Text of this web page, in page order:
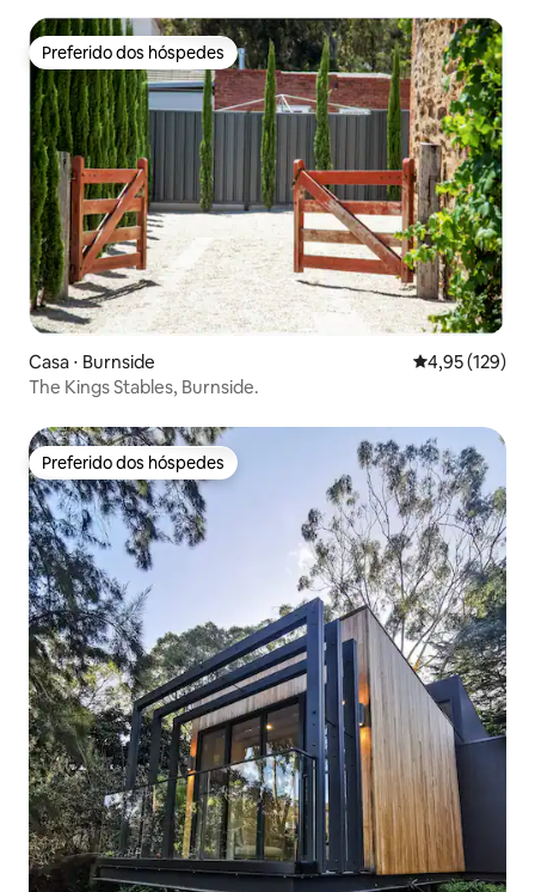
Preferido dos hóspedes
Preferido dos hóspedes
Casa ⋅ Burnside 4,95 de uma
4,95 (129)
The Kings Stables, Burnside.
Preferido dos hóspedes
Preferido dos hóspedes